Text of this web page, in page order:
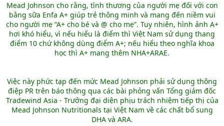
Mead Johnson cho rằng, tình thương của người mẹ đối với con
bằng sữa Enfa A+ giúp trẻ thông minh và mang đến niềm vui
cho người mẹ “A+ cho bé và @ cho mẹ”. Tuy nhiên, hình ảnh A+
hơi khó hiểu, vì nếu hiểu là điểm thì Việt Nam sử dụng thang
điểm 10 chứ không dùng điểm A+; nếu hiểu theo nghĩa khoa
học thì A+ mang thêm NHA+ARAE.
Việc này phức tạp đến mức Mead Johnson phải sử dụng thông
điệp PR trên báo thông qua các bài phỏng vấn Tổng giám đốc
Tradewind Asia - Trưởng đại diện phịu trách nhiệm tiếp thị của
Mead Johnson Nutritionals tại Việt Nam về các chất bổ sung
DHA và ARA.